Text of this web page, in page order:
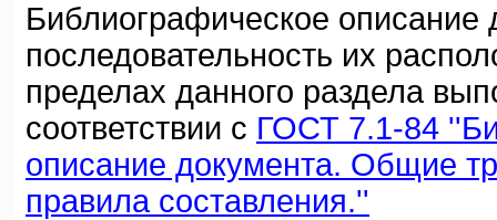
Библиографическое описание
последовательность их
пределах данного раздела
соответствии с ГОСТ 7.1-84
описание документа. Общие
правила составления.''